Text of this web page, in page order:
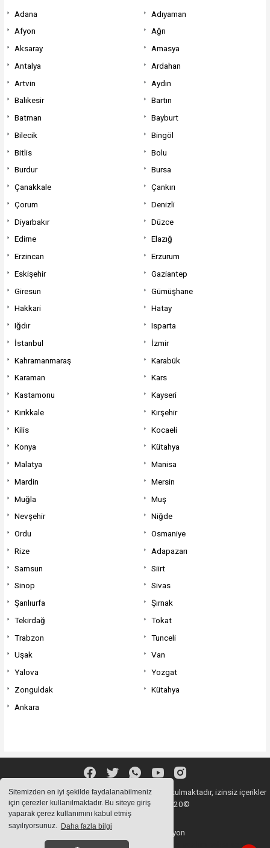
Sitemizden en iyi şekilde faydalanabilmeniz
için çerezler kullanılmaktadır. Bu siteye giriş
yaparak çerez kullanımını kabul etmiş
sayılıyorsunuz. Daha fazla bilgi
Adana
Adıyaman
Afyon
Ağrı
Aksaray
Amasya
Antalya
Ardahan
Artvin
Aydın
Balıkesir
Bartın
Batman
Bayburt
Bilecik
Bingöl
Bitlis
Bolu
Burdur
Bursa
Çanakkale
Çankırı
Çorum
Denizli
Diyarbakır
Düzce
Edirne
Elazığ
Erzincan
Erzurum
Eskişehir
Gaziantep
Giresun
Gümüşhane
Hakkari
Hatay
Iğdır
Isparta
İstanbul
İzmir
Kahramanmaraş
Karabük
Karaman
Kars
Kastamonu
Kayseri
Kırıkkale
Kırşehir
Kilis
Kocaeli
Konya
Kütahya
Malatya
Manisa
Mardin
Mersin
Muğla
Muş
Nevşehir
Niğde
Ordu
Osmaniye
Rize
Adapazarı
Samsun
Siirt
Sinop
Sivas
Şanlıurfa
Şırnak
Tekirdağ
Tokat
Trabzon
Tunceli
Uşak
Van
Yalova
Yozgat
Zonguldak
Kütahya
Ankara
Sitemizde bulunan içeriklerin tüm hakları saklı tutulmaktadır, izinsiz içerikler
kullanılamaz. Copyright 2020©
Haber Yazılımı:
Web Aksiyon
haber yazılımı
haber scripti haber script